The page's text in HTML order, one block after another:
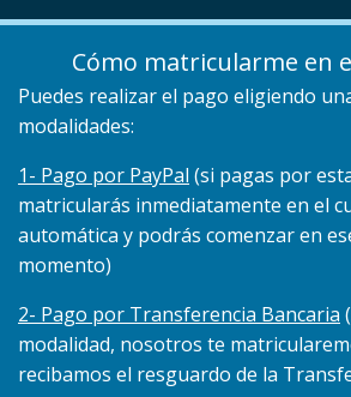
Cómo matricularme en
Puedes realizar el pago eligiendo
modalidades:
1- Pago por PayPal (si pagas por
matricularás inmediatamente en el
automática y podrás comenzar en
momento)
2- Pago por Transferencia Bancaria
modalidad, nosotros te
recibamos el resguardo de la